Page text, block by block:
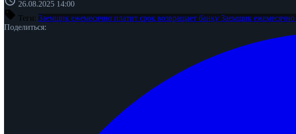
26.08.2025 14:00
sell Теги: Заемщик ежемесячно платит срок возвращает банку Заемщик ежемесячно
Поделиться: